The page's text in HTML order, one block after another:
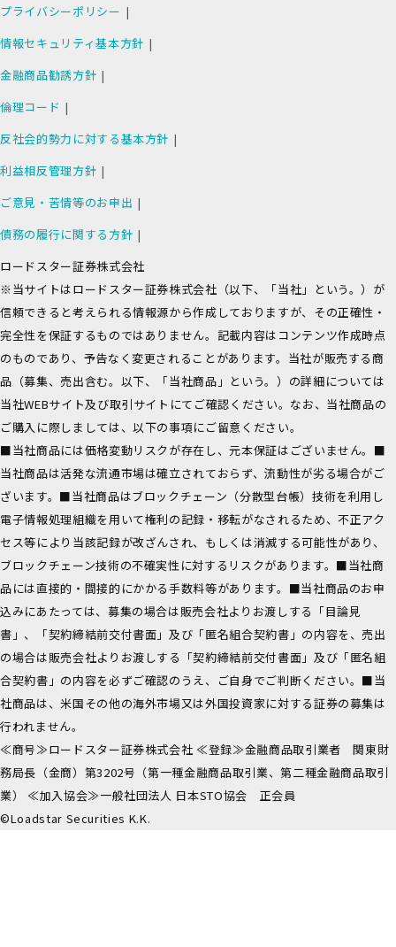
プライバシーポリシー
情報セキュリティ基本方針
金融商品勧誘方針
倫理コード
反社会的勢力に対する基本方針
利益相反管理方針
ご意見・苦情等のお申出
債務の履行に関する方針
ロードスター証券株式会社
※当サイトはロードスター証券株式会社（以下、「当社」という。）が
信頼できると考えられる情報源から作成しておりますが、その正確性・
完全性を保証するものではありません。記載内容はコンテンツ作成時点
のものであり、予告なく変更されることがあります。当社が販売する商
品（募集、売出含む。以下、「当社商品」という。）の詳細については
当社WEBサイト及び取引サイトにてご確認ください。なお、当社商品の
ご購入に際しましては、以下の事項にご留意ください。
■当社商品には価格変動リスクが存在し、元本保証はございません。■
当社商品は活発な流通市場は確立されておらず、流動性が劣る場合がご
ざいます。■当社商品はブロックチェーン（分散型台帳）技術を利用し
電子情報処理組織を用いて権利の記録・移転がなされるため、不正アク
セス等により当該記録が改ざんされ、もしくは消滅する可能性があり、
ブロックチェーン技術の不確実性に対するリスクがあります。■当社商
品には直接的・間接的にかかる手数料等があります。■当社商品のお申
込みにあたっては、募集の場合は販売会社よりお渡しする「目論見
書」、「契約締結前交付書面」及び「匿名組合契約書」の内容を、売出
の場合は販売会社よりお渡しする「契約締結前交付書面」及び「匿名組
合契約書」の内容を必ずご確認のうえ、ご自身でご判断ください。■当
社商品は、米国その他の海外市場又は外国投資家に対する証券の募集は
行われません。
≪商号≫ロードスター証券株式会社 ≪登録≫金融商品取引業者 関東財
務局長（金商）第3202号（第一種金融商品取引業、第二種金融商品取引
業） ≪加入協会≫一般社団法人 日本STO協会 正会員
©Loadstar Securities K.K.